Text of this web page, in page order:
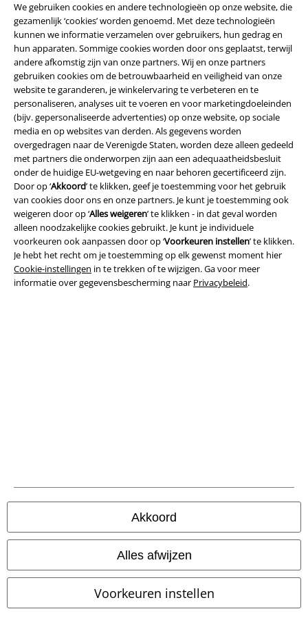
We gebruiken cookies en andere technologieën op onze website, die
gezamenlijk ‘cookies’ worden genoemd. Met deze technologieën
kunnen we informatie verzamelen over gebruikers, hun gedrag en
hun apparaten. Sommige cookies worden door ons geplaatst, terwijl
andere afkomstig zijn van onze partners. Wij en onze partners
gebruiken cookies om de betrouwbaarheid en veiligheid van onze
website te garanderen, je winkelervaring te verbeteren en te
personaliseren, analyses uit te voeren en voor marketingdoeleinden
(bijv. gepersonaliseerde advertenties) op onze website, op sociale
media en op websites van derden. Als gegevens worden
overgedragen naar de Verenigde Staten, worden deze alleen gedeeld
met partners die onderworpen zijn aan een adequaatheidsbesluit
onder de huidige EU-wetgeving en naar behoren gecertificeerd zijn.
Door op ‘Akkoord’ te klikken, geef je toestemming voor het gebruik
van cookies door ons en onze partners. Je kunt je toestemming ook
weigeren door op ‘Alles weigeren’ te klikken - in dat geval worden
alleen noodzakelijke cookies gebruikt. Je kunt je individuele
voorkeuren ook aanpassen door op ‘Voorkeuren instellen’ te klikken.
Je hebt het recht om je toestemming op elk gewenst moment hier
Cookie-instellingen in te trekken of te wijzigen. Ga voor meer
informatie over gegevensbescherming naar Privacybeleid.
Akkoord
Alles afwijzen
Voorkeuren instellen
Over Large
Partnerprogramma's
Duurzaamheid
Maak deel uit van de community!
PostNL Pickup
large app
Download gratis de nieuwe large app en profiteer van alle nieuwe